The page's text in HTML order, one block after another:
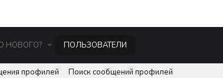
НОВОГО? ПОЛЬЗОВАТЕЛИ
профилей Поиск сообщений профилей